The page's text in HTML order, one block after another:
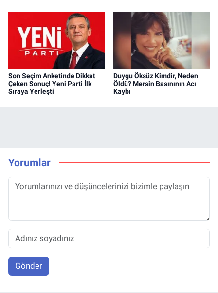
Son Seçim Anketinde Dikkat
Çeken Sonuç! Yeni Parti İlk
Sıraya Yerleşti
Duygu Öksüz Kimdir, Neden
Öldü? Mersin Basınının Acı
Kaybı
Yorumlar
Gönder